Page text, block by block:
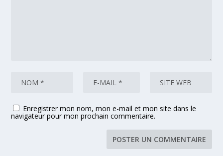
Enregistrer mon nom, mon e-mail et mon site dans le
navigateur pour mon prochain commentaire.